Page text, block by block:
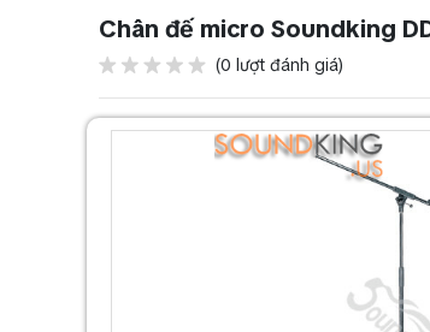
Chân đế micro Soundking
(0 lượt đánh giá)